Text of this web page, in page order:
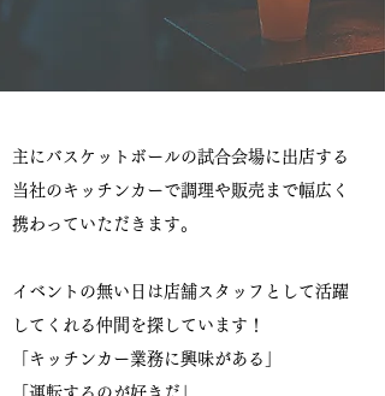
希望があればほかのエリアも可能です！
主にバスケットボールの試合会場に出店する
当社のキッチンカーで調理や販売まで幅広く
携わっていただきます。
イベントの無い日は店舗スタッフとして活躍
してくれる仲間を探しています！
「キッチンカー業務に興味がある」
「運転するのが好きだ」